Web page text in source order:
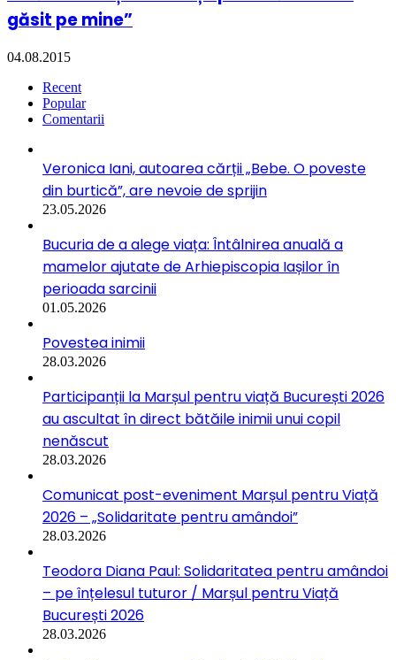
găsit pe mine”
04.08.2015
Recent
Popular
Comentarii
Veronica Iani, autoarea cărții „Bebe. O poveste
din burtică”, are nevoie de sprijin
23.05.2026
Bucuria de a alege viața: Întâlnirea anuală a
mamelor ajutate de Arhiepiscopia Iașilor în
perioada sarcinii
01.05.2026
Povestea inimii
28.03.2026
Participanții la Marșul pentru viață București 2026
au ascultat în direct bătăile inimii unui copil
nenăscut
28.03.2026
Comunicat post-eveniment Marșul pentru Viață
2026 – „Solidaritate pentru amândoi”
28.03.2026
Teodora Diana Paul: Solidaritatea pentru amândoi
– pe înțelesul tuturor / Marșul pentru Viață
București 2026
28.03.2026